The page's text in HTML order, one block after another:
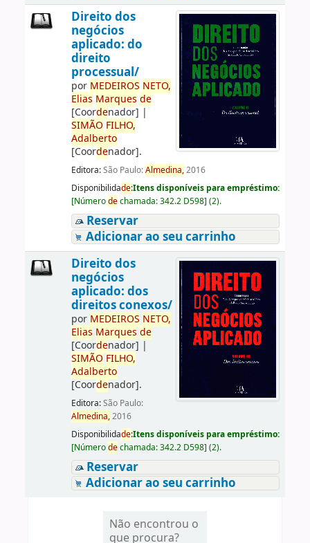
Direito dos
negócios
aplicado: do
direito
processual/
por MEDEIROS NETO,
Elias Marques de
[Coordenador] |
SIMÃO FILHO,
Adalberto
[Coordenador].
Editora:São Paulo:Almedina,2016
Disponibilidade:Itens disponíveis para empréstimo:
[Númerodechamada:342.2 D598] (2).
Reservar
Adicionar ao seu carrinho
Direito dos
negócios
aplicado: dos
direitos conexos/
por MEDEIROS NETO,
Elias Marques de
[Coordenador] |
SIMÃO FILHO,
Adalberto
[Coordenador].
Editora:São Paulo:
Almedina,2016
Disponibilidade:Itens disponíveis para empréstimo:
[Númerodechamada:342.2 D598] (2).
Reservar
Adicionar ao seu carrinho
Não encontrou o
que procura?